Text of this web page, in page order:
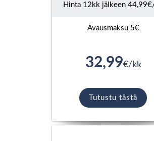
Hinta 12kk jälkeen
Avausmaksu 5€
32,99€/kk
Tutustu tästä